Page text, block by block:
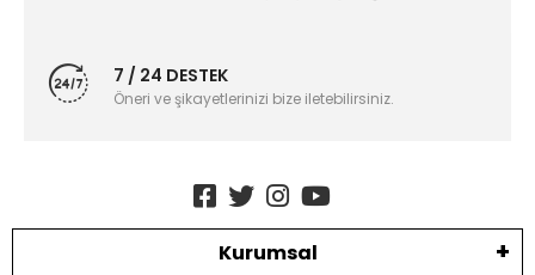
7 / 24 DESTEK
Öneri ve şikayetlerinizi bize iletebilirsiniz.
Kurumsal